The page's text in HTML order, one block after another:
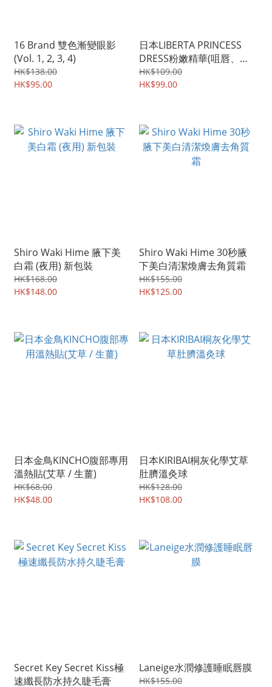
16 Brand 雙色漸變眼影
(Vol. 1, 2, 3, 4)
HK$138.00
HK$95.00
日本LIBERTA PRINCESS
DRESS粉嫩精華(咀唇、乳
暈適用)
HK$109.00
HK$99.00
Shiro Waki Hime 腋下美
白霜 (夜用) 新包裝
HK$168.00
HK$148.00
Shiro Waki Hime 30秒腋
下美白清潔煥膚去角質霜
HK$155.00
HK$125.00
日本金鳥KINCHO腹部專用
溫熱貼(艾草 / 生薑)
HK$68.00
HK$48.00
日本KIRIBAI桐灰化學艾草
肚臍溫灸球
HK$128.00
HK$108.00
Secret Key Secret Kiss極
速纖長防水持久睫毛膏
Laneige水潤修護睡眠唇膜
HK$155.00